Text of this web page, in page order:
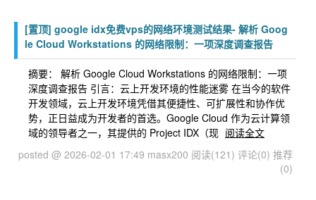
[置顶] google idx免费vps的网络环境测试结果- 解析 Goog
le Cloud Workstations 的网络限制：一项深度调查报告
摘要： 解析 Google Cloud Workstations 的网络限制：一项
深度调查报告 引言：云上开发环境的性能迷雾 在当今的软件
开发领域，云上开发环境凭借其便捷性、可扩展性和协作优
势，正日益成为开发者的首选。Google Cloud 作为云计算领
域的领导者之一，其提供的 Project IDX（现 阅读全文
posted @ 2026-02-01 17:49 masx200 阅读(121) 评论(0) 推荐
(0)